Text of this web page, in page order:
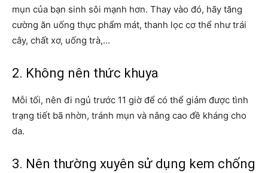
mụn của bạn sinh sôi mạnh hơn. Thay vào đó, hãy tăng
cường ăn uống thực phẩm mát, thanh lọc cơ thể như trái
cây, chất xơ, uống trà,…
2. Không nên thức khuya
Mỗi tối, nên đi ngủ trước 11 giờ để có thể giảm được tình
trạng tiết bã nhờn, tránh mụn và nâng cao đề kháng cho
da.
3. Nên thường xuyên sử dụng kem chống